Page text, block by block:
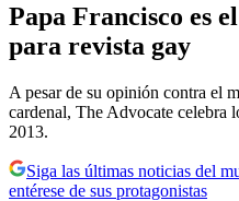
Papa Francisco es
para revista gay
A pesar de su opinión contra el
cardenal, The Advocate celebra
2013.
Siga las últimas noticias del
entérese de sus protagonistas